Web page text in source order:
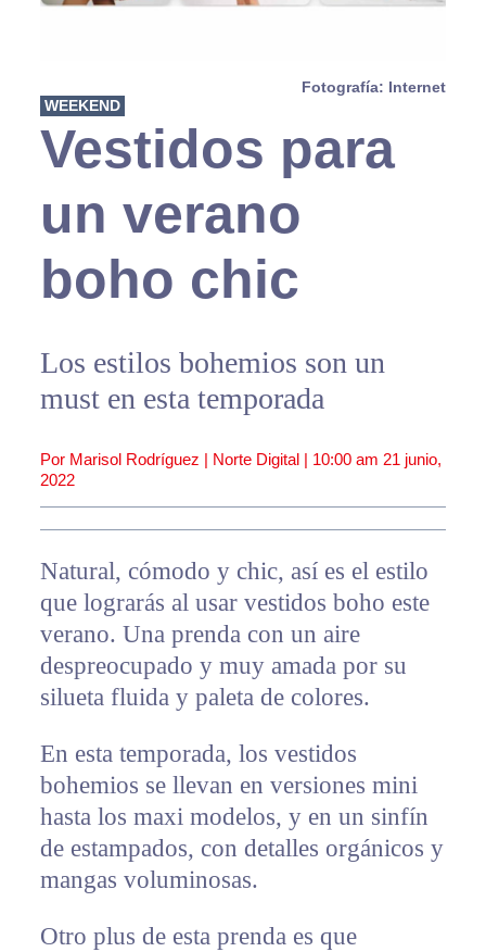
Fotografía: Internet
WEEKEND
Vestidos para
un verano
boho chic
Los estilos bohemios son un
must en esta temporada
Por Marisol Rodríguez | Norte Digital | 10:00 am 21 junio,
2022
Natural, cómodo y chic, así es el estilo
que lograrás al usar vestidos boho este
verano. Una prenda con un aire
despreocupado y muy amada por su
silueta fluida y paleta de colores.
En esta temporada, los vestidos
bohemios se llevan en versiones mini
hasta los maxi modelos, y en un sinfín
de estampados, con detalles orgánicos y
mangas voluminosas.
Otro plus de esta prenda es que